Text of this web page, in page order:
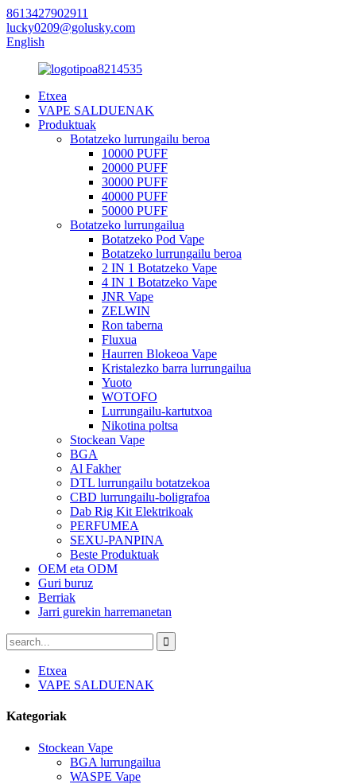
8613427902911
lucky0209@golusky.com
English
Etxea
VAPE SALDUENAK
Produktuak
Botatzeko lurrungailu beroa
10000 PUFF
20000 PUFF
30000 PUFF
40000 PUFF
50000 PUFF
Botatzeko lurrungailua
Botatzeko Pod Vape
Botatzeko lurrungailu beroa
2 IN 1 Botatzeko Vape
4 IN 1 Botatzeko Vape
JNR Vape
ZELWIN
Ron taberna
Fluxua
Haurren Blokeoa Vape
Kristalezko barra lurrungailua
Yuoto
WOTOFO
Lurrungailu-kartutxoa
Nikotina poltsa
Stockean Vape
BGA
Al Fakher
DTL lurrungailu botatzekoa
CBD lurrungailu-boligrafoa
Dab Rig Kit Elektrikoak
PERFUMEA
SEXU-PANPINA
Beste Produktuak
OEM eta ODM
Guri buruz
Berriak
Jarri gurekin harremanetan
Etxea
VAPE SALDUENAK
Kategoriak
Stockean Vape
BGA lurrungailua
WASPE Vape